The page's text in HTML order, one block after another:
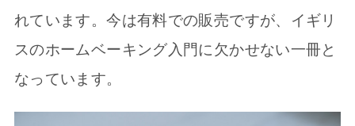
れています。今は有料での販売ですが、イギリ
スのホームベーキング入門に欠かせない一冊と
なっています。